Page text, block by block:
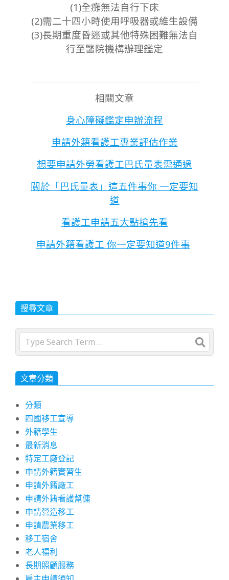
(1)全癱無法自行下床
(2)需二十四小時使用呼吸器或維生設備
(3)長期重度昏迷或其他特殊困難無法自
行至醫院機構辦理鑑定
相關文章
身心障礙鑑定申辦流程
申請外籍看護工專業評估作業
想要申請外勞看護工巴氏量表需通過
關於「巴氏量表」這五件事你 一定要知
道
看護工申請五大點搶先看
申請外籍看護工 你一定要知道9件事
搜尋文章
Search
文章分類
分類
四國移工宣導
外籍學生
最新消息
特定工廠登記
申請外籍實習生
申請外籍廠工
申請外籍看護幫傭
申請營造移工
申請農業移工
移工宿舍
老人福利
長期照顧服務